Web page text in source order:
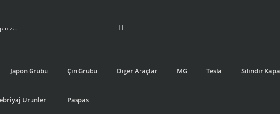
Japon Grubu Çin Grubu Diğer Araçlar MG Tesla Silindir
Ürünleri Paspas